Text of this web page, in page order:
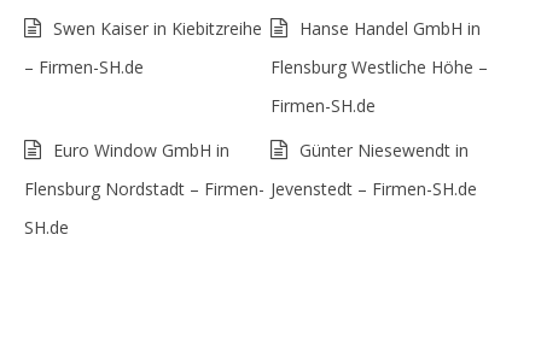
Swen Kaiser in Kiebitzreihe
– Firmen-SH.de
Hanse Handel GmbH in
Flensburg Westliche Höhe –
Firmen-SH.de
Euro Window GmbH in
Flensburg Nordstadt – Firmen-
SH.de
Günter Niesewendt in
Jevenstedt – Firmen-SH.de